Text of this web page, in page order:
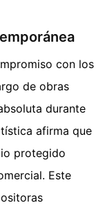
con los
de obras
durante
afirma que
protegido
Este